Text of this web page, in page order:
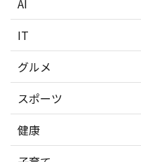
AI
IT
グルメ
スポーツ
健康